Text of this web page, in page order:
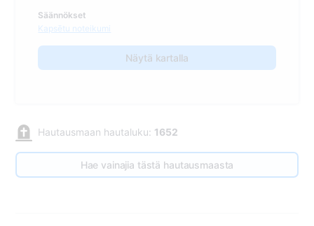
Säännökset
Kapsētu noteikumi
Näytä kartalla
Hautausmaan hautaluku: 1652
Hae vainajia tästä hautausmaasta